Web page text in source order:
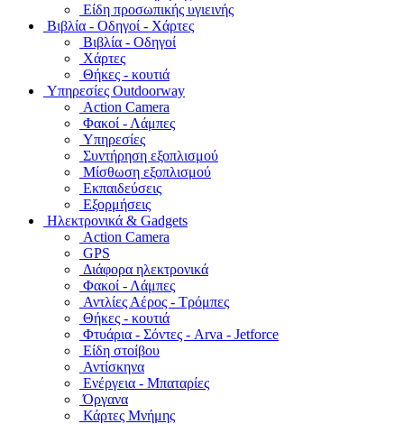
Είδη προσωπικής υγιεινής
Bιβλία - Οδηγοί - Χάρτες
Βιβλία - Οδηγοί
Χάρτες
Θήκες - κουτιά
Υπηρεσίες Outdoorway
Action Camera
Φακοί - Λάμπες
Υπηρεσίες
Συντήρηση εξοπλισμού
Μίσθωση εξοπλισμού
Εκπαιδεύσεις
Εξορμήσεις
Ηλεκτρονικά & Gadgets
Action Camera
GPS
Διάφορα ηλεκτρονικά
Φακοί - Λάμπες
Αντλίες Αέρος - Τρόμπες
Θήκες - κουτιά
Φτυάρια - Σόντες - Arva - Jetforce
Είδη στοίβου
Αντίσκηνα
Ενέργεια - Μπαταρίες
Όργανα
Κάρτες Μνήμης